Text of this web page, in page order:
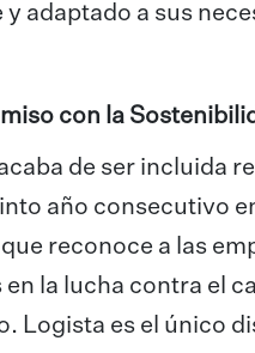
y adaptado a sus
con la
de ser incluida
año consecutivo
que reconoce a las
en la lucha contra el
Logista es el único